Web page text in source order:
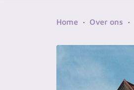
Home · Over ons ·